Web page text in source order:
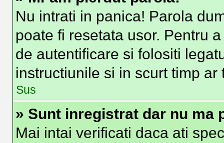
Nu intrati in panica! Parola
poate fi resetata usor. Pentru
de autentificare si folositi
instructiunile si in scurt timp
Sus
» Sunt inregistrat dar nu ma
Mai intai verificati daca ati